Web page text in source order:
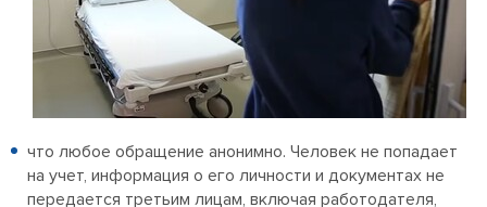
что любое обращение анонимно. Человек не попадает
на учет, информация о его личности и документах не
передается третьим лицам, включая работодателя,